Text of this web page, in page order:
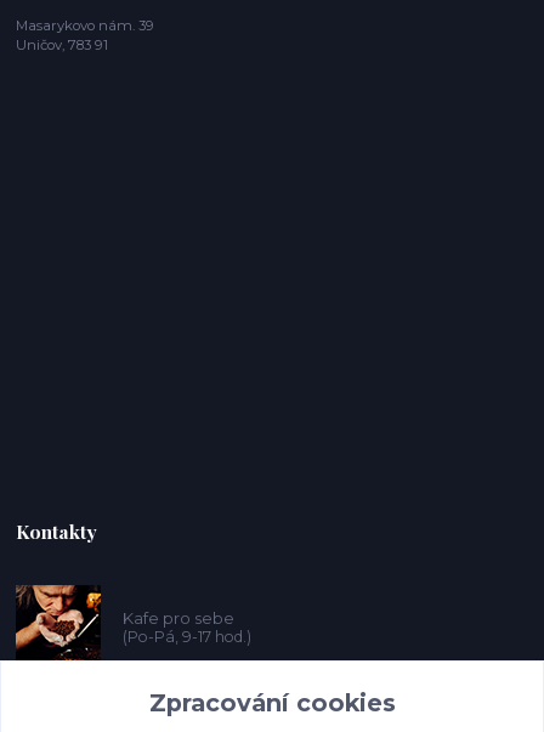
Masarykovo nám. 39
Uničov, 783 91
Kontakty
Kafe pro sebe
(Po-Pá, 9-17 hod.)
prosebeunicov@seznam.cz
Zpracování cookies